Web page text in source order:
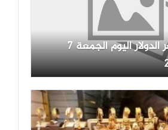
تعرف على سعر الدولار اليوم الجمعة 7